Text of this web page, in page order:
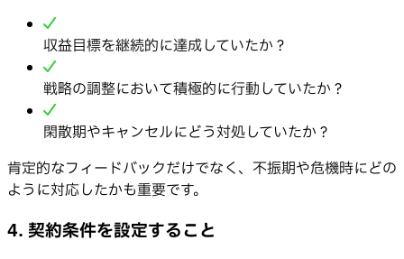
収益目標を継続的に達成していたか？
戦略の調整において積極的に行動していたか？
閑散期やキャンセルにどう対処していたか？
肯定的なフィードバックだけでなく、不振期や危機時にどの
ように対応したかも重要です。
4. 契約条件を設定すること